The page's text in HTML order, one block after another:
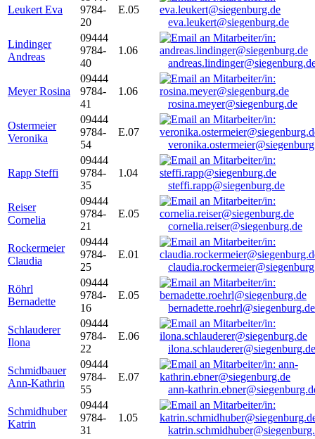
Leukert Eva
9784-
20
E.05
eva.leukert@siegenburg.de
Lindinger
Andreas
09444
9784-
40
1.06
Meyer Rosina
09444
9784-
41
1.06
rosina.meyer@siegenburg.de
Ostermeier
Veronika
09444
9784-
54
E.07
Rapp Steffi
09444
9784-
35
1.04
steffi.rapp@siegenburg.de
Reiser
Cornelia
09444
9784-
21
E.05
cornelia.reiser@siegenburg.de
Rockermeier
Claudia
09444
9784-
25
E.01
Röhrl
Bernadette
09444
9784-
16
E.05
bernadette.roehrl@siegenburg.de
Schlauderer
Ilona
09444
9784-
22
E.06
ilona.schlauderer@siegenburg.de
Schmidbauer
Ann-Kathrin
09444
9784-
55
E.07
ann-
Schmidhuber
Katrin
09444
9784-
31
1.05